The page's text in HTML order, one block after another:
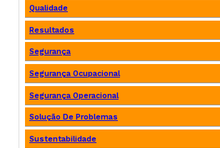
Qualidade
Resultados
Segurança
Segurança Ocupacional
Segurança Operacional
Solução De Problemas
Sustentabilidade